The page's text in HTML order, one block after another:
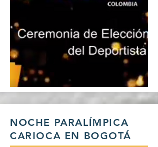
NOCHE PARALÍMPICA
CARIOCA EN BOGOTÁ